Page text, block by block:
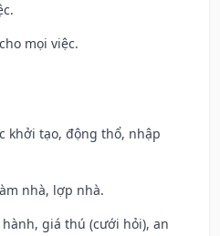
mọi việc.
khởi tạo, động thổ, nhập
nhà, lợp nhà.
giá thú (cưới hỏi), an